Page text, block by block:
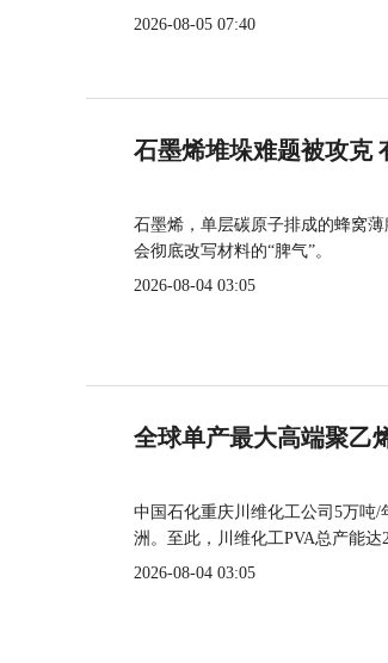
2026-08-05 07:40
石墨烯堆垛难题被攻克
石墨烯，单层碳原子排成的蜂窝
会彻底改写材料的“脾气”。
2026-08-04 03:05
全球单产最大高端聚乙
中国石化重庆川维化工公司5万吨
洲。至此，川维化工PVA总产能达
2026-08-04 03:05